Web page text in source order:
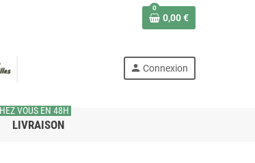
0
0,00 €
person Connexion
LIVRAISON
VOUS EN 48H